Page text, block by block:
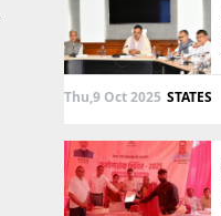
Thu,9 Oct 2025 STATES